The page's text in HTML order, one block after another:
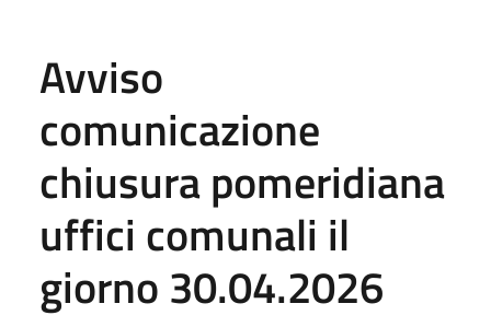
Avviso
comunicazione
chiusura pomeridiana
uffici comunali il
giorno 30.04.2026